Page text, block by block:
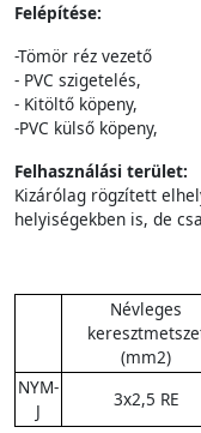
Felépítése:
-Tömör réz vezető
- PVC szigetelés,
- Kitöltő köpeny,
-PVC külső köpeny,
Felhasználási terület:
Kizárólag rögzített
helyiségekben is, de
Névleges
(mm2)
NYM-
J
3x2,5 RE